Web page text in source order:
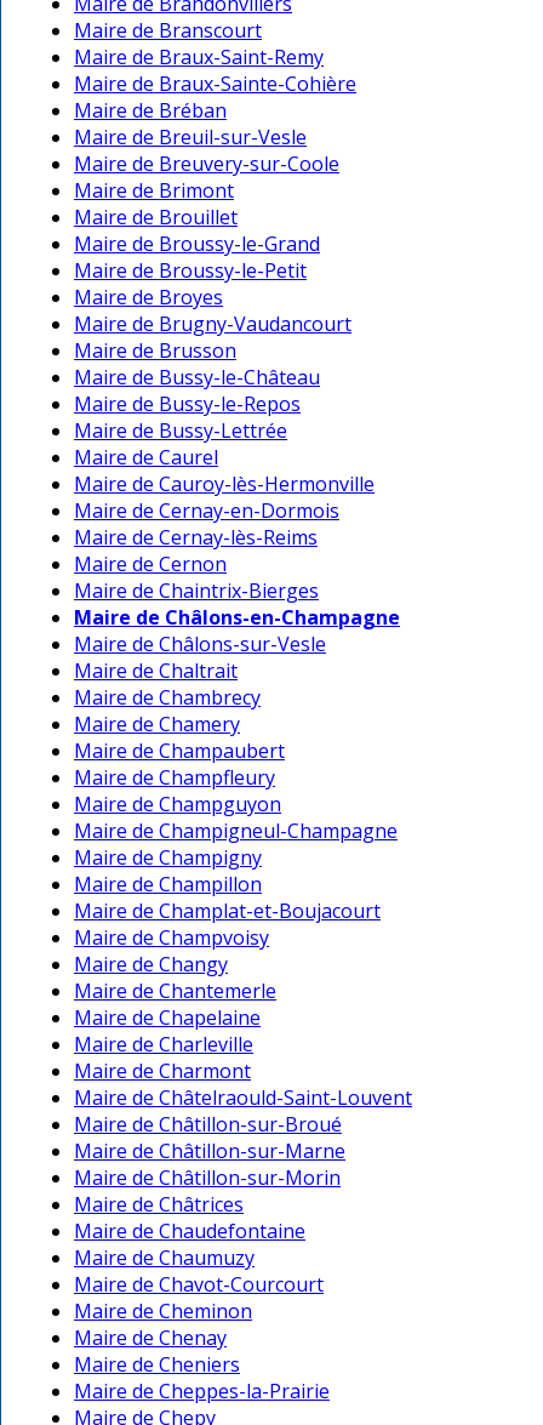
Maire de Branscourt
Maire de Braux-Saint-Remy
Maire de Braux-Sainte-Cohière
Maire de Bréban
Maire de Breuil-sur-Vesle
Maire de Breuvery-sur-Coole
Maire de Brimont
Maire de Brouillet
Maire de Broussy-le-Grand
Maire de Broussy-le-Petit
Maire de Broyes
Maire de Brugny-Vaudancourt
Maire de Brusson
Maire de Bussy-le-Château
Maire de Bussy-le-Repos
Maire de Bussy-Lettrée
Maire de Caurel
Maire de Cauroy-lès-Hermonville
Maire de Cernay-en-Dormois
Maire de Cernay-lès-Reims
Maire de Cernon
Maire de Chaintrix-Bierges
Maire de Châlons-en-Champagne
Maire de Châlons-sur-Vesle
Maire de Chaltrait
Maire de Chambrecy
Maire de Chamery
Maire de Champaubert
Maire de Champfleury
Maire de Champguyon
Maire de Champigneul-Champagne
Maire de Champigny
Maire de Champillon
Maire de Champlat-et-Boujacourt
Maire de Champvoisy
Maire de Changy
Maire de Chantemerle
Maire de Chapelaine
Maire de Charleville
Maire de Charmont
Maire de Châtelraould-Saint-Louvent
Maire de Châtillon-sur-Broué
Maire de Châtillon-sur-Marne
Maire de Châtillon-sur-Morin
Maire de Châtrices
Maire de Chaudefontaine
Maire de Chaumuzy
Maire de Chavot-Courcourt
Maire de Cheminon
Maire de Chenay
Maire de Cheniers
Maire de Cheppes-la-Prairie
Maire de Chepy